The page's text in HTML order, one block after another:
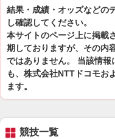
結果・成績・オッズなどの
し確認してください。
本サイトのページ上に掲載
期しておりますが、その内
ではありません。 当該情
も、株式会社NTTドコモお
ます。
競技一覧